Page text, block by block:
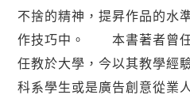
不捨的精神，提昇作品的水
作技巧中。 本書著者曾任
任教於大學，今以其教學經
科系學生或是廣告創意從業